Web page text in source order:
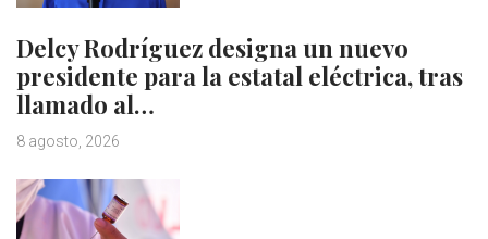
Delcy Rodríguez designa un nuevo
presidente para la estatal eléctrica, tras
llamado al…
8 agosto, 2026